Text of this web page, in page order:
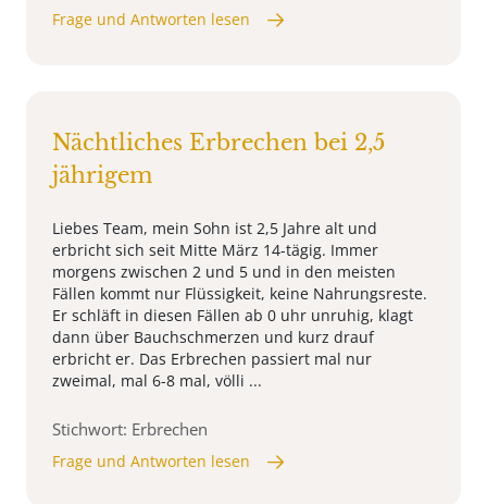
Frage und Antworten lesen
Nächtliches Erbrechen bei 2,5
jährigem
Liebes Team, mein Sohn ist 2,5 Jahre alt und
erbricht sich seit Mitte März 14-tägig. Immer
morgens zwischen 2 und 5 und in den meisten
Fällen kommt nur Flüssigkeit, keine Nahrungsreste.
Er schläft in diesen Fällen ab 0 uhr unruhig, klagt
dann über Bauchschmerzen und kurz drauf
erbricht er. Das Erbrechen passiert mal nur
zweimal, mal 6-8 mal, völli ...
Stichwort: Erbrechen
Frage und Antworten lesen